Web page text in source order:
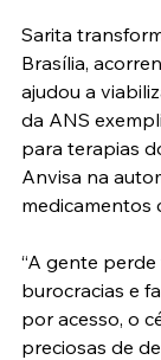
Sarita
Brasília,
ajudou a
da ANS
para terapias
Anvisa na
medicamentos
“A gente
burocracias e
por acesso, o
preciosas de